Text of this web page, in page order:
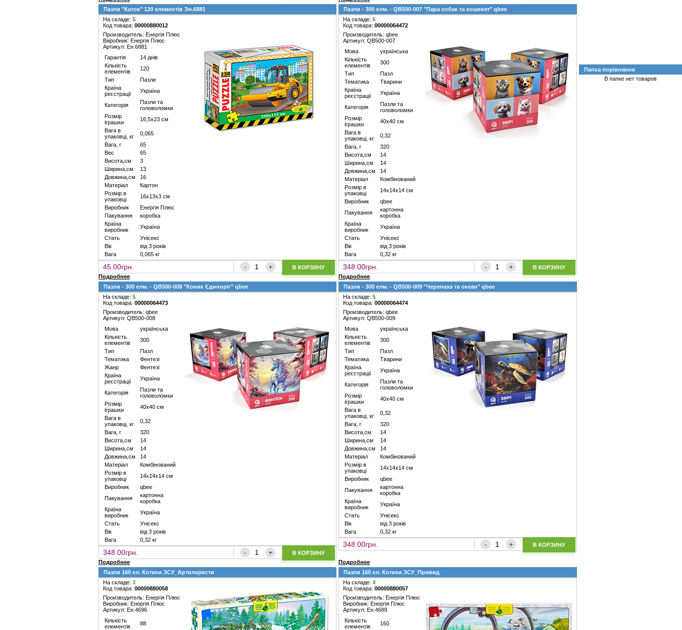
Пазли "Каток" 120 елементів Эн.6881
На складе: 5
Код товара: 00000880012
Производитель: Енергія Плюс
Виробник: Енергія Плюс
Артикул: Ен.6881
Гарантія
14 днів
Кількість
елементів
120
Тип
Пазли
Країна
реєстрації
Україна
Категорія
Пазли та
головоломки
Розмір
іграшки
16,5х23 см
Вага в
упаковці, кг
0,065
Вага, г
65
Вес
65
Висота,см
3
Ширина,см
13
Довжина,см
16
Матеріал
Картон
Розмір в
упаковці
16х13х3 см
Виробник
Енергія Плюс
Пакування
коробка
Країна
виробник
Україна
Стать
Унісекс
Вік
від 3 років
Вага
0,065 кг
45.00грн. В КОРЗИНУ
Пазли - 300 елм. - QB500-007 "Пара собак та кошенят" qbee
На складе: 6
Код товара: 00000064472
Производитель: qbee
Артикул: QB500-007
Мова
українська
Кількість
елементів
300
Тип
Пазл
Тематика
Тварини
Країна
реєстрації
Україна
Категорія
Пазли та
головоломки
Розмір
іграшки
40х40 см
Вага в
упаковці, кг
0,32
Вага, г
320
Висота,см
14
Ширина,см
14
Довжина,см
14
Матеріал
Комбінований
Розмір в
упаковці
14х14х14 см
Виробник
qbee
Пакування
картонна
коробка
Країна
виробник
Україна
Стать
Унісекс
Вік
від 3 років
Вага
0,32 кг
348.00грн.
В КОРЗИНУ
Подробнее
Подробнее
Пазли - 300 елм. - QB500-008 "Коник Єдиноріг" qbee
На складе: 5
Код товара: 00000064473
Производитель: qbee
Артикул: QB500-008
Мова
українська
Кількість
елементів
300
Тип
Пазл
Тематика
Фентезі
Жанр
Фентезі
Країна
реєстрації
Україна
Категорія
Пазли та
головоломки
Розмір
іграшки
40х40 см
Вага в
упаковці, кг
0,32
Вага, г
320
Висота,см
14
Ширина,см
14
Довжина,см
14
Матеріал
Комбінований
Розмір в
упаковці
14х14х14 см
Виробник
qbee
Пакування
картонна
коробка
Країна
виробник
Україна
Стать
Унісекс
Вік
від 3 років
Вага
0,32 кг
348.00грн. В КОРЗИНУ
Пазли - 300 елм. - QB500-009 "Черепаха та океан" qbee
На складе: 5
Код товара: 00000064474
Производитель: qbee
Артикул: QB500-009
Мова
українська
Кількість
елементів
300
Тип
Пазл
Тематика
Тварини
Країна
реєстрації
Україна
Категорія
Пазли та
головоломки
Розмір
іграшки
40х40 см
Вага в
упаковці, кг
0,32
Вага, г
320
Висота,см
14
Ширина,см
14
Довжина,см
14
Матеріал
Комбінований
Розмір в
упаковці
14х14х14 см
Виробник
qbee
Пакування
картонна
коробка
Країна
виробник
Україна
Стать
Унісекс
Вік
від 3 років
Вага
0,32 кг
348.00грн. В КОРЗИНУ
Подробнее
Подробнее
Пазли 160 ел. Котики ЗСУ_Артилеристи
На складе: 3
Код товара: 00000880058
Производитель: Енергія Плюс
Виробник: Енергія Плюс
Артикул: Ен.4696
Кількість
елементів
88
Пазли 160 ел. Котики ЗСУ_Привид
На складе: 4
Код товара: 00000880057
Производитель: Енергія Плюс
Виробник: Енергія Плюс
Артикул: Ен.4689
Кількість
елементів
160
Папка порівняння
В папке нет товаров